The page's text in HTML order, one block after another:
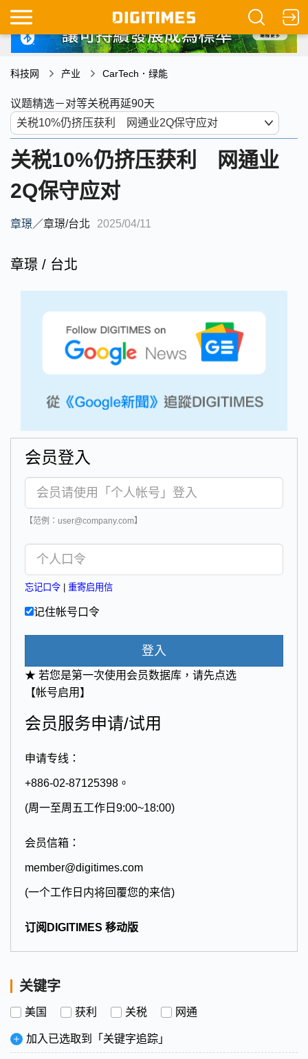
科技网 产业 CarTech．绿能
议题精选－对等关税再延90天
关税10%仍挤压获利 网通业
2Q保守应对
章璟／章璟/台北 2025/04/11
章璟 / 台北
会员登入
【范例：user@company.com】
忘记口令 重寄启用信
记住帐号口令
登入
★ 若您是第一次使用会员数据库，请先点选
【帐号启用】
会员服务申请/试用
申请专线：
+886-02-87125398。
(周一至周五工作日9:00~18:00)
会员信箱：
member@digitimes.com
(一个工作日内将回覆您的来信)
订阅DIGITIMES 移动版
关键字
美国 获利 关税 网通
加入已选取到「关键字追踪」